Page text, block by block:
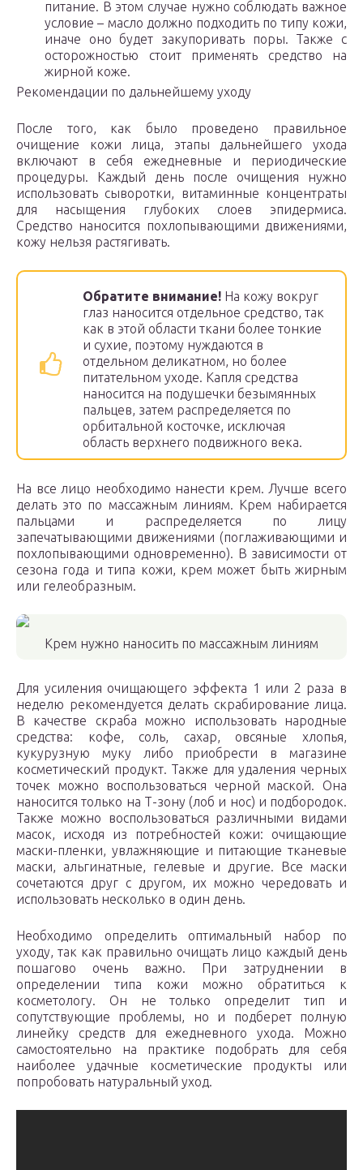
питание. В этом случае нужно соблюдать важное
условие – масло должно подходить по типу кожи,
иначе оно будет закупоривать поры. Также с
осторожностью стоит применять средство на
жирной коже.
Рекомендации по дальнейшему уходу
После того, как было проведено правильное
очищение кожи лица, этапы дальнейшего ухода
включают в себя ежедневные и периодические
процедуры. Каждый день после очищения нужно
использовать сыворотки, витаминные концентраты
для насыщения глубоких слоев эпидермиса.
Средство наносится похлопывающими движениями,
кожу нельзя растягивать.
Обратите внимание! На кожу вокруг
глаз наносится отдельное средство, так
как в этой области ткани более тонкие
и сухие, поэтому нуждаются в
отдельном деликатном, но более
питательном уходе. Капля средства
наносится на подушечки безымянных
пальцев, затем распределяется по
орбитальной косточке, исключая
область верхнего подвижного века.
На все лицо необходимо нанести крем. Лучше всего
делать это по массажным линиям. Крем набирается
пальцами и распределяется по лицу
запечатывающими движениями (поглаживающими и
похлопывающими одновременно). В зависимости от
сезона года и типа кожи, крем может быть жирным
или гелеобразным.
Крем нужно наносить по массажным линиям
Для усиления очищающего эффекта 1 или 2 раза в
неделю рекомендуется делать скрабирование лица.
В качестве скраба можно использовать народные
средства: кофе, соль, сахар, овсяные хлопья,
кукурузную муку либо приобрести в магазине
косметический продукт. Также для удаления черных
точек можно воспользоваться черной маской. Она
наносится только на Т-зону (лоб и нос) и подбородок.
Также можно воспользоваться различными видами
масок, исходя из потребностей кожи: очищающие
маски-пленки, увлажняющие и питающие тканевые
маски, альгинатные, гелевые и другие. Все маски
сочетаются друг с другом, их можно чередовать и
использовать несколько в один день.
Необходимо определить оптимальный набор по
уходу, так как правильно очищать лицо каждый день
пошагово очень важно. При затруднении в
определении типа кожи можно обратиться к
косметологу. Он не только определит тип и
сопутствующие проблемы, но и подберет полную
линейку средств для ежедневного ухода. Можно
самостоятельно на практике подобрать для себя
наиболее удачные косметические продукты или
попробовать натуральный уход.